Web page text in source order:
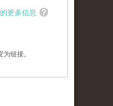
更多信息
链接。